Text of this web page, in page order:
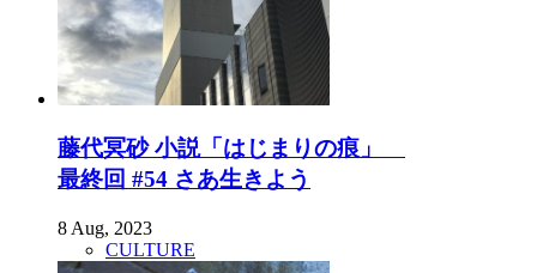
藤代冥砂 小説「はじまりの痕」
最終回 #54 さあ生きよう
8 Aug, 2023
CULTURE